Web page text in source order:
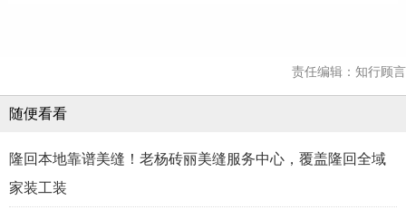
责任编辑：知行顾言
随便看看
隆回本地靠谱美缝！老杨砖丽美缝服务中心，覆盖隆回全域
家装工装